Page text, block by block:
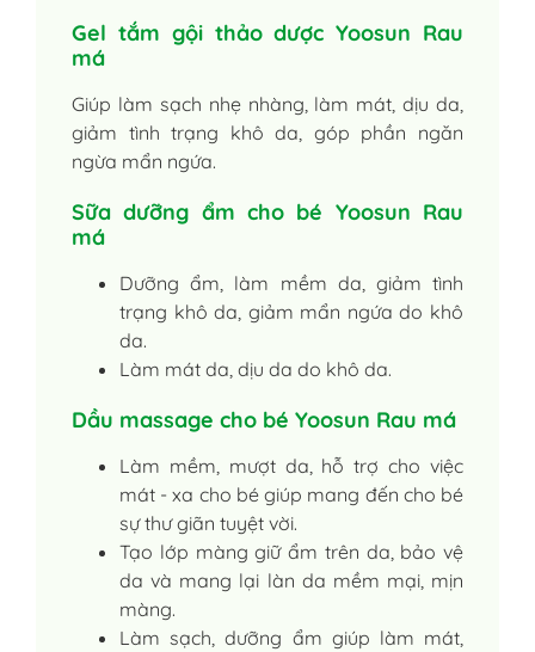
Gel tắm gội thảo dược Yoosun Rau
má
Giúp làm sạch nhẹ nhàng, làm mát, dịu da,
giảm tình trạng khô da, góp phần ngăn
ngừa mẩn ngứa.
Sữa dưỡng ẩm cho bé Yoosun Rau
má
Dưỡng ẩm, làm mềm da, giảm tình
trạng khô da, giảm mẩn ngứa do khô
da.
Làm mát da, dịu da do khô da.
Dầu massage cho bé Yoosun Rau má
Làm mềm, mượt da, hỗ trợ cho việc
mát - xa cho bé giúp mang đến cho bé
sự thư giãn tuyệt vời.
Tạo lớp màng giữ ẩm trên da, bảo vệ
da và mang lại làn da mềm mại, mịn
màng.
Làm sạch, dưỡng ẩm giúp làm mát,